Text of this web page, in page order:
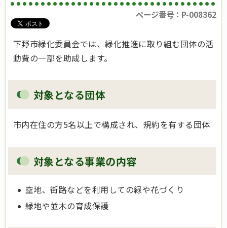
ページ番号：P-008362
下野市緑化委員会では、緑化推進に取り組む団体の活
動費の一部を助成します。
対象となる団体
市内在住の方5名以上で構成され、規約を有する団体
対象となる事業の内容
空地、街路などを利用しての緑や花づくり
緑地や並木の育成保護